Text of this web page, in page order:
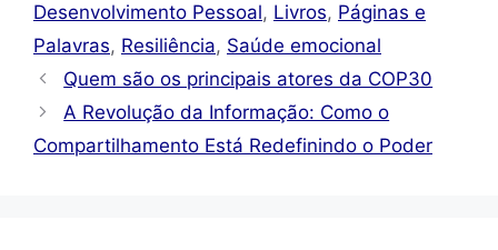
Desenvolvimento Pessoal, Livros, Páginas e
Palavras, Resiliência, Saúde emocional
Quem são os principais atores da COP30
A Revolução da Informação: Como o
Compartilhamento Está Redefinindo o Poder